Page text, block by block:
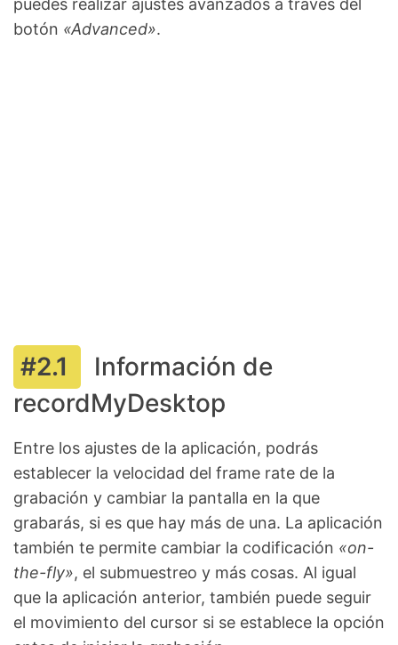
puedes realizar ajustes avanzados a través del
botón «Advanced».
Información de
recordMyDesktop
Entre los ajustes de la aplicación, podrás
establecer la velocidad del frame rate de la
grabación y cambiar la pantalla en la que
grabarás, si es que hay más de una. La aplicación
también te permite cambiar la codificación «on-
the-fly», el submuestreo y más cosas. Al igual
que la aplicación anterior, también puede seguir
el movimiento del cursor si se establece la opción